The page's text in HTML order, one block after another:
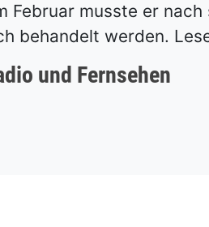
Februar musste er
behandelt werden.
und Fernsehen